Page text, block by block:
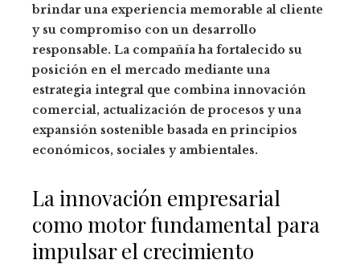
brindar una experiencia memorable al cliente
y su compromiso con un desarrollo
responsable. La compañía ha fortalecido su
posición en el mercado mediante una
estrategia integral que combina innovación
comercial, actualización de procesos y una
expansión sostenible basada en principios
económicos, sociales y ambientales.
La innovación empresarial
como motor fundamental para
impulsar el crecimiento